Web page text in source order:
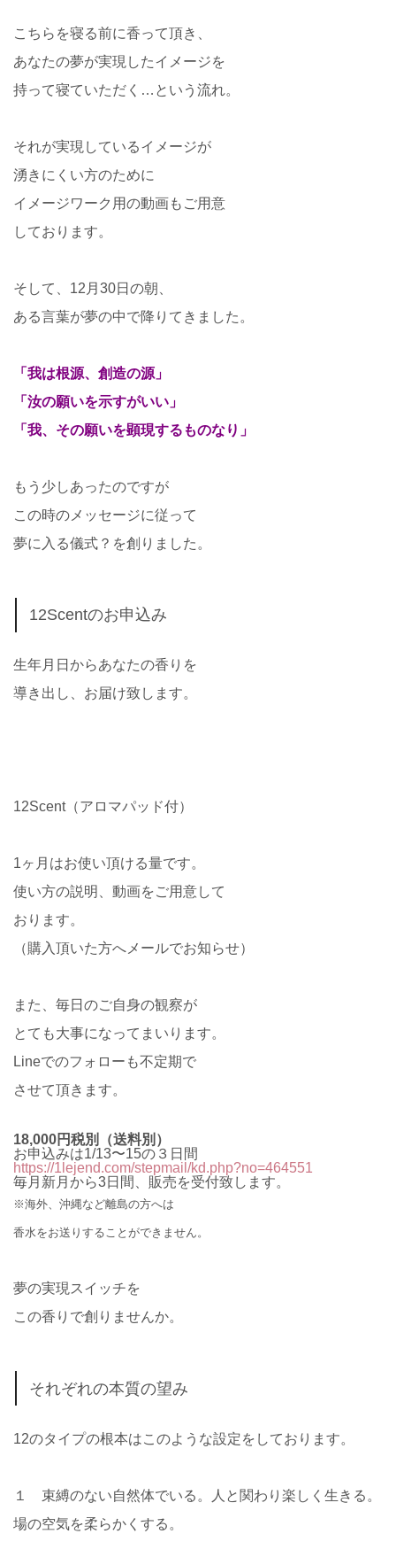
こちらを寝る前に香って頂き、
あなたの夢が実現したイメージを
持って寝ていただく…という流れ。
それが実現しているイメージが
湧きにくい方のために
イメージワーク用の動画もご用意
しております。
そして、12月30日の朝、
ある言葉が夢の中で降りてきました。
「我は根源、創造の源」
「汝の願いを示すがいい」
「我、その願いを顕現するものなり」
もう少しあったのですが
この時のメッセージに従って
夢に入る儀式？を創りました。
12Scentのお申込み
生年月日からあなたの香りを
導き出し、お届け致します。
12Scent（アロマパッド付）
1ヶ月はお使い頂ける量です。
使い方の説明、動画をご用意して
おります。
（購入頂いた方へメールでお知らせ）
また、毎日のご自身の観察が
とても大事になってまいります。
Lineでのフォローも不定期で
させて頂きます。
18,000円税別（送料別）
お申込みは1/13〜15の３日間
https://1lejend.com/stepmail/kd.php?no=464551
毎月新月から3日間、販売を受付致します。
※海外、沖縄など離島の方へは
香水をお送りすることができません。
夢の実現スイッチを
この香りで創りませんか。
それぞれの本質の望み
12のタイプの根本はこのような設定をしております。
１ 束縛のない自然体でいる。人と関わり楽しく生きる。
場の空気を柔らかくする。